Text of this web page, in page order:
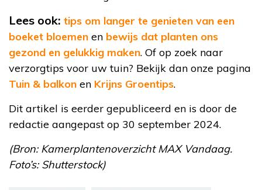
Lees ook: tips om langer te genieten van een
boeket bloemen en bewijs dat planten ons
gezond en gelukkig maken. Of op zoek naar
verzorgtips voor uw tuin? Bekijk dan onze pagina
Tuin & balkon en Krijns Groentips.
Dit artikel is eerder gepubliceerd en is door de
redactie aangepast op 30 september 2024.
(Bron: Kamerplantenoverzicht MAX Vandaag.
Foto’s: Shutterstock)